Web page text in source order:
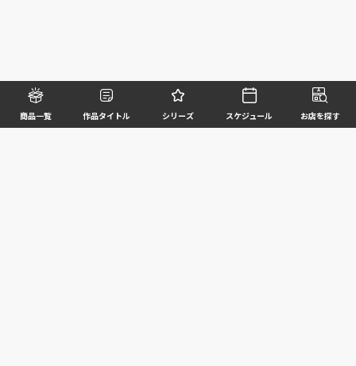
商品一覧 作品タイトル シリーズ スケジュール お店を探す